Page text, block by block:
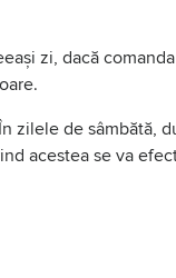
zi, dacă
zilele de sâmbătă,
acestea se va